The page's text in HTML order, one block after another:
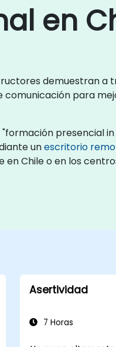
en
demuestran a
comunicación para
presencial in
unescritorio
en Chile o en los
Asertividad
7 Horas